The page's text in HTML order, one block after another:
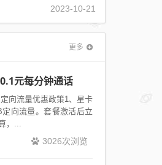
2023-10-21
更多
元每分钟通话
向流量优惠政策1、星卡
向流量。套餐激活后立
，...
3026次浏览